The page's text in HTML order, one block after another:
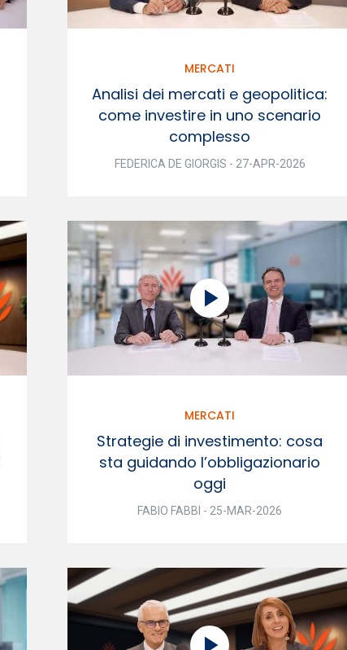
MERCATI
Analisi dei mercati e geopolitica:
come investire in uno scenario
complesso
FEDERICA DE GIORGIS - 27-APR-2026
MERCATI
Strategie di investimento: cosa
sta guidando l’obbligazionario
oggi
FABIO FABBI - 25-MAR-2026